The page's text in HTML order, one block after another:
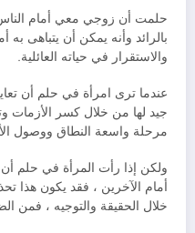
حلمت أن زوجي معي أمام
بالرائد وأنه يمكن أن يتباهى
والاستقرار في حياته العائلية.
عندما ترى امرأة في حلم أن
جيد لها من خلال كسر الأزمات
مرحلة واسعة النطاق ووصول
ولكن إذا رأت المرأة في حلم
أمام الآخرين ، فقد يكون هذا
خلال الحقيقة والتوجيه ، فمن